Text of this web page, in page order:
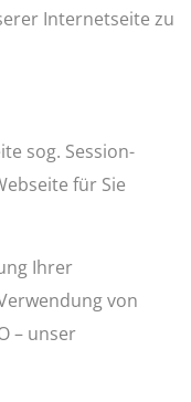
Internetseite zu
sog. Session-
für Sie
Ihrer
von
– unser